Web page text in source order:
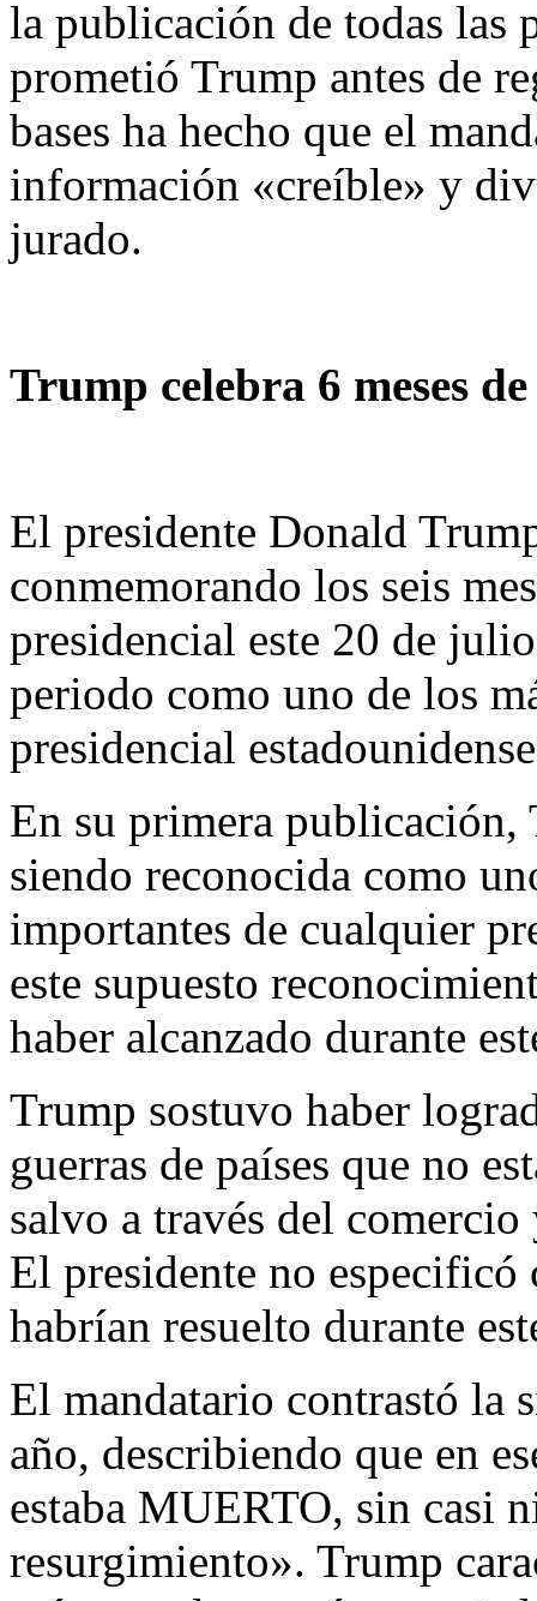
la publicación de todas las
prometió Trump antes de
bases ha hecho que el
información «creíble» y
jurado.
Trump celebra 6 meses
El presidente Donald
conmemorando los seis
presidencial este 20 de
periodo como uno de los
presidencial
En su primera publicación,
siendo reconocida como
importantes de cualquier
este supuesto
haber alcanzado durante
Trump sostuvo haber
guerras de países que no
salvo a través del
El presidente no especificó
habrían resuelto durante
El mandatario contrastó la
año, describiendo que en
estaba MUERTO, sin casi
resurgimiento». Trump